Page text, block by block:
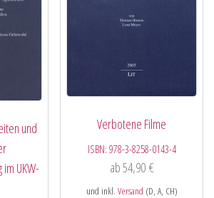
und
UKW-
Verbotene Filme
ISBN: 978-3-8258-0143-4
ab 54,90 €
und inkl. Versand (D, A, CH)